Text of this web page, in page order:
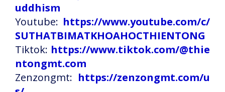
uddhism
Youtube: https://www.youtube.com/c/
SUTHATBIMATKHOAHOCTHIENTONG
Tiktok: https://www.tiktok.com/@thie
ntongmt.com
Zenzongmt: https://zenzongmt.com/u